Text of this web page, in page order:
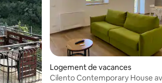
Logement de vacances
Cilento Contemporary House